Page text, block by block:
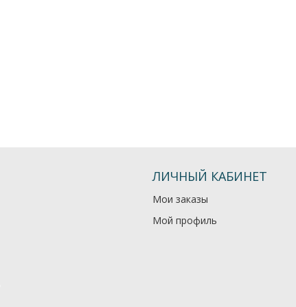
ЛИЧНЫЙ КАБИНЕТ
Мои заказы
Мой профиль